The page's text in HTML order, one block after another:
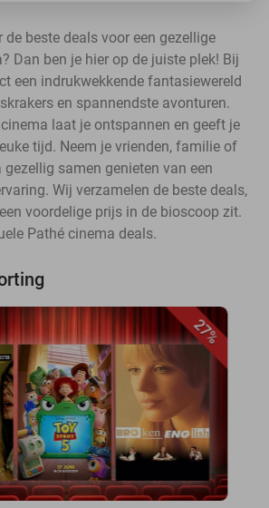
de beste deals voor een gezellige
Dan ben je hier op de juiste plek! Bij
een indrukwekkende fantasiewereld
en spannendste avonturen.
laat je ontspannen en geeft je
tijd. Neem je vrienden, familie of
gezellig samen genieten van een
Wij verzamelen de beste deals,
voordelige prijs in de bioscoop zit.
Pathé cinema deals.
27%